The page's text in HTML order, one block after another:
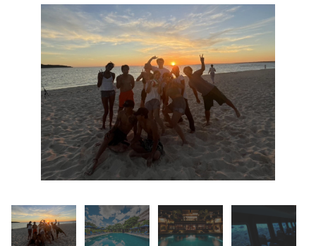
LINEでログイン
0120-932-959
【TEL受付】9:30～18:00 土日・祝日定休